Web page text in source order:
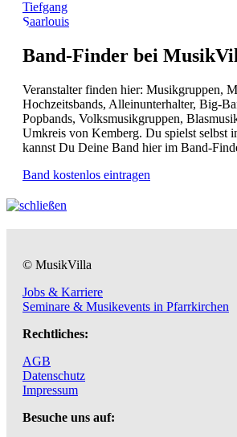
Tiefgang
Saarlouis
Band-Finder bei
Veranstalter finden hier: Musikgruppen,
Hochzeitsbands, Alleinunterhalter, Big-
Popbands, Volksmusikgruppen,
Umkreis von Kemberg. Du spielst selbst
kannst Du Deine Band hier im Band-
Band kostenlos eintragen
© MusikVilla
Jobs & Karriere
Seminare & Musikevents in Pfarrkirchen
Rechtliches:
AGB
Datenschutz
Impressum
Besuche uns auf: